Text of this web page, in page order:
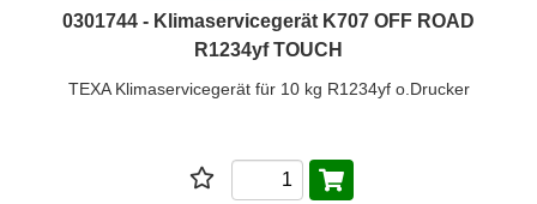
0301744 - Klimaservicegerät K707 OFF ROAD
R1234yf TOUCH
TEXA Klimaservicegerät für 10 kg R1234yf o.Drucker